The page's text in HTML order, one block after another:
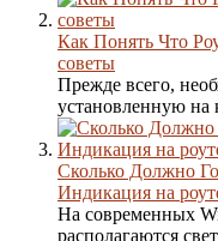
Как Понять Что
советы
Прежде всего,
установленную на
Сколько Должно
Индикация на
На современных
располагаются